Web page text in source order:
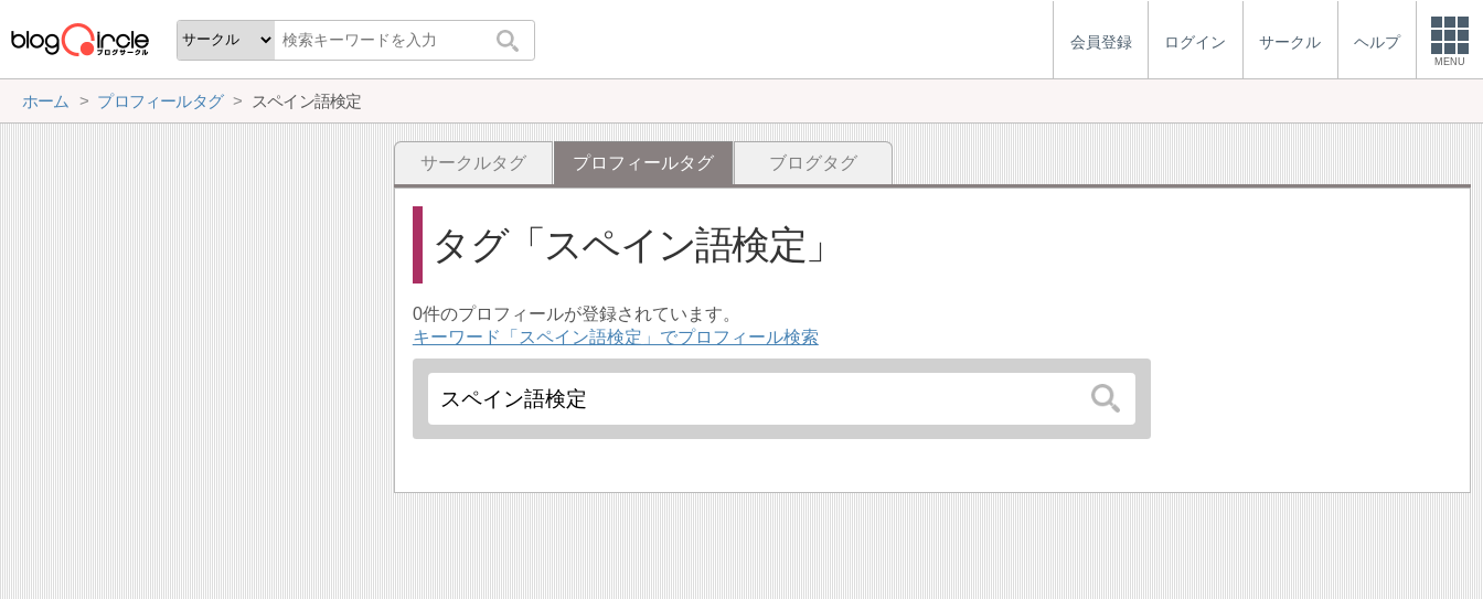
会員登録 ログイン サークル ヘルプ
MENU
ホーム プロフィールタグ スペイン語検定
サークルタグ プロフィールタグ ブログタグ
タグ スペイン語検定
0件のプロフィールが登録されています。
キーワード「スペイン語検定」でプロフィール検索